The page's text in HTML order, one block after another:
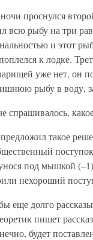
проснулся
всю рыбу на три
и этот
к лодке.
уже нет, он
рыбу в воду,
спрашивалось,
такое
под мышкой
нехороший
еще долго
пишет
будет